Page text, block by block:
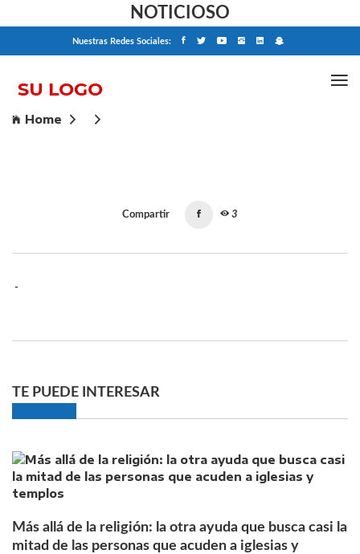
NOTICIOSO
Nuestras Redes Sociales:
Home
Compartir 3
-
TE PUEDE INTERESAR
Más allá de la religión: la otra ayuda que busca casi la
mitad de las personas que acuden a iglesias y